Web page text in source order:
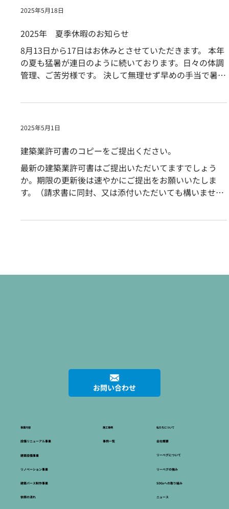
2025年5月18日
2025年 夏季休暇のお知らせ
8月13日から17日はお休みとさせていただきます。 本年
の夏も猛暑が連日のように続いております。日々の体調
管理、ご苦労様です。 決して無理せず早めの手当で暑い
2025年5月1日
建築業許可書のコピーをご提出ください。
最新の建築業許可書はご提出いただいてますでしょう
か。期限の更新後は速やかにご提出をお願いいたしま
す。（請求書に同封、又は添付いただいても構いませ
負金額が税込500万円未満の軽微な工事しか発注できま
お問い合わせ
事業内容
設備リニューアル事業
建築設備事業
リノベーション事業
建築パース制作事業
依頼の流れ
施工事例
事例一覧
私たちについて
会社概要
リーベグについて
リーベグの強み
SDGsへの取り組み
ニュース